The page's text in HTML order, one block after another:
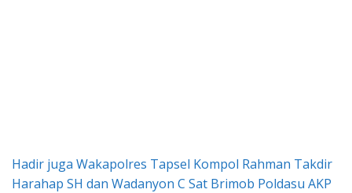
Hadir juga Wakapolres Tapsel Kompol Rahman Takdir
Harahap SH dan Wadanyon C Sat Brimob Poldasu AKP